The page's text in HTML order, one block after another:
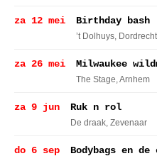
za 12 mei Birthday bash
’t Dolhuys, Dordrecht
za 26 mei Milwaukee
The Stage, Arnhem
za 9 jun Ruk n rol
De draak, Zevenaar
do 6 sep Bodybags en de